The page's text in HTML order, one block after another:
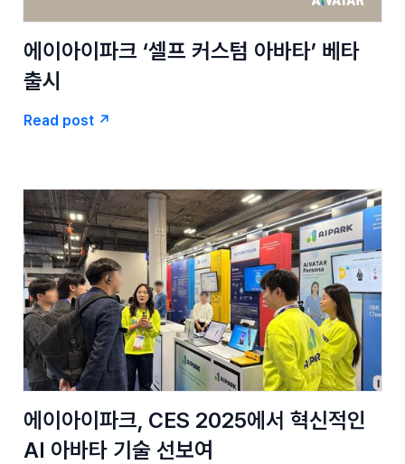
에이아이파크 ‘셀프 커스텀 아바타’ 베타
출시
Read post ↗
에이아이파크, CES 2025에서 혁신적인
AI 아바타 기술 선보여